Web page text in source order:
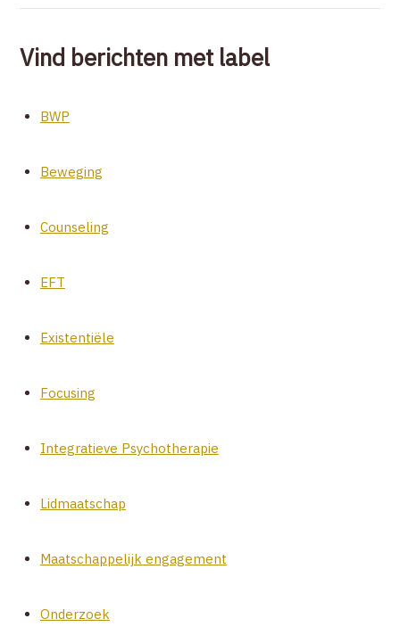
Vind berichten met label
BWP
Beweging
Counseling
EFT
Existentiële
Focusing
Integratieve Psychotherapie
Lidmaatschap
Maatschappelijk engagement
Onderzoek